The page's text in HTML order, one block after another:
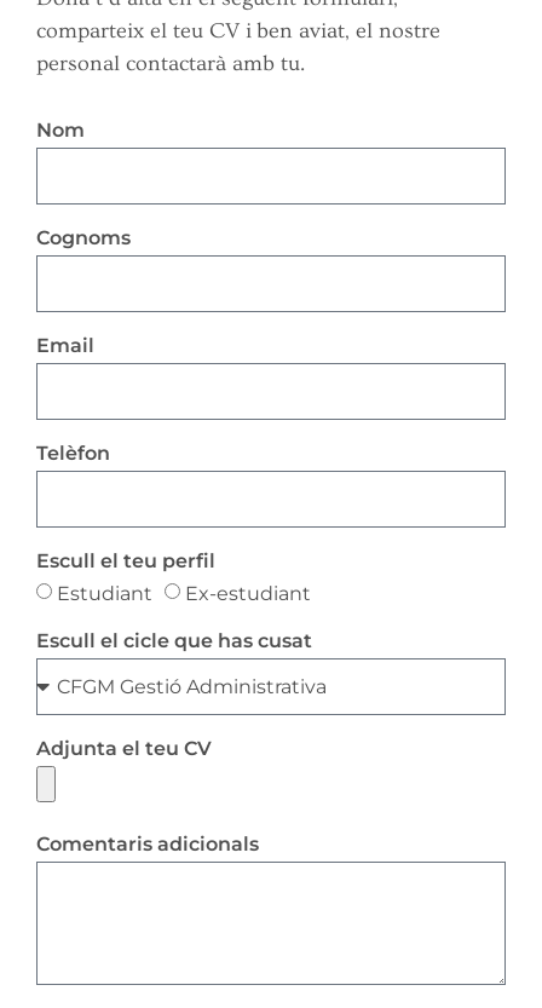
comparteix el teu CV i ben aviat, el nostre
personal contactarà amb tu.
Nom
Cognoms
Email
Telèfon
Escull el teu perfil
Estudiant
Ex-estudiant
Escull el cicle que has cusat
Adjunta el teu CV
Comentaris adicionals